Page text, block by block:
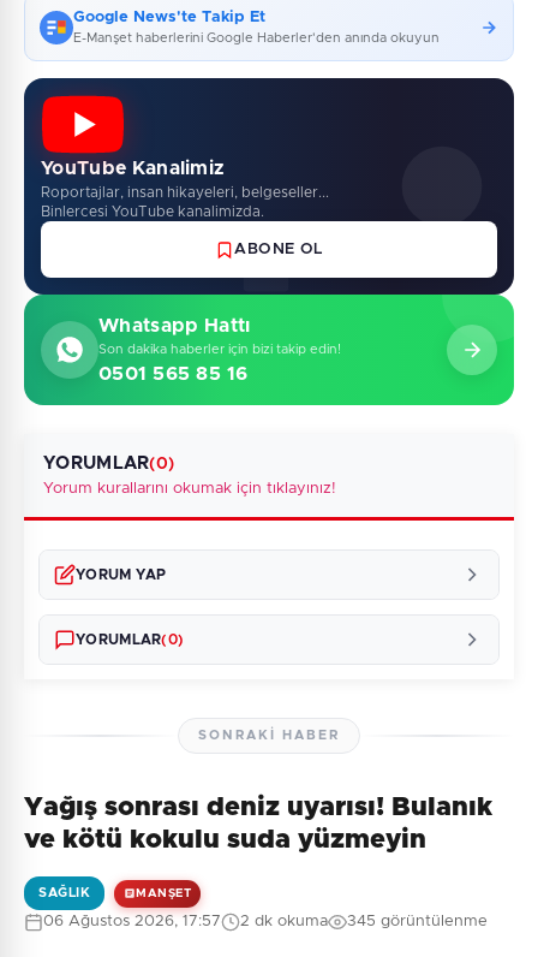
Google News'te Takip Et
E-Manşet haberlerini Google Haberler'den anında okuyun
YouTube Kanalimiz
Roportajlar, insan hikayeleri, belgeseller...
Binlercesi YouTube kanalimizda.
ABONE OL
Whatsapp Hattı
Son dakika haberler için bizi takip edin!
0501 565 85 16
YORUMLAR(0)
Yorum kurallarını okumak için tıklayınız!
YORUM YAP
YORUMLAR(0)
Henüz yorum yapılmamış. İlk yorumu siz yapın!
SONRAKI HABER
Yağış sonrası deniz uyarısı! Bulanık
ve kötü kokulu suda yüzmeyin
SAĞLIK MANŞET
06 Ağustos 2026, 17:57 2 dk okuma 345 görüntülenme